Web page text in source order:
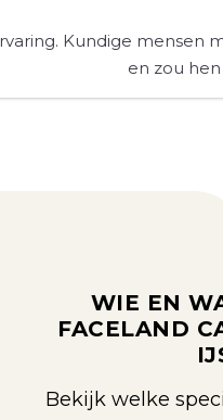
Kundige mensen
en zou
WIE EN
FACELAND
Bekijk welke